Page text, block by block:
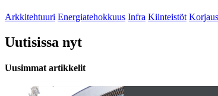
Arkkitehtuuri Energiatehokkuus Infra Kiinteistöt
Uutisissa nyt
Uusimmat artikkelit